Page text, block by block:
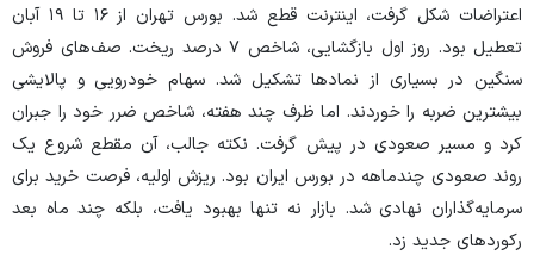
اعتراضات شکل گرفت، اینترنت قطع شد. بورس تهران از ۱۶ تا ۱۹ آبان
تعطیل بود. روز اول بازگشایی، شاخص ۷ درصد ریخت. صف‌های فروش
سنگین در بسیاری از نماد‌ها تشکیل شد. سهام خودرویی و پالایشی
بیشترین ضربه را خوردند. اما ظرف چند هفته، شاخص ضرر خود را جبران
کرد و مسیر صعودی در پیش گرفت. نکته جالب، آن مقطع شروع یک
روند صعودی چندماهه در بورس ایران بود. ریزش اولیه، فرصت خرید برای
سرمایه‌گذاران نهادی شد. بازار نه تنها بهبود یافت، بلکه چند ماه بعد
رکورد‌های جدید زد.